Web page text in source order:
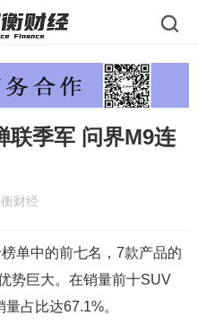
联季军 问界M9连
财经
单中的前七名，7款产品的
势巨大。在销量前十SUV
占比达67.1%。